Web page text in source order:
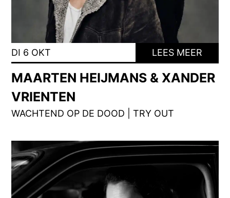
DI 6 OKT LEES MEER
MAARTEN HEIJMANS & XANDER
VRIENTEN
WACHTEND OP DE DOOD | TRY OUT